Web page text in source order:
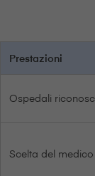
Prestazioni
Ospedali
Scelta del medico